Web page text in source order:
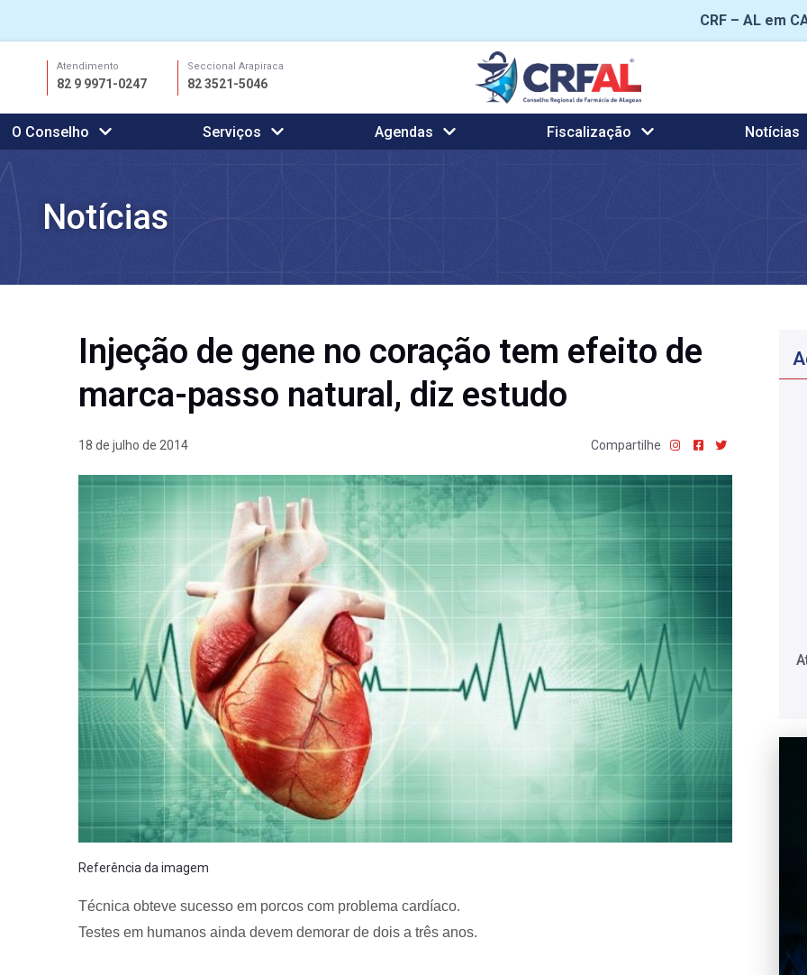
CRF – AL em
conteúdo
Atendimento
82 9 9971-0247
Seccional Arapiraca
82 3521-5046
O Conselho Serviços Agendas Fiscalização Notícias
Notícias
Injeção de gene no coração tem efeito de
marca-passo natural, diz estudo
18 de julho de 2014 Compartilhe
Referência da imagem
Técnica obteve sucesso em porcos com problema cardíaco.
Testes em humanos ainda devem demorar de dois a três anos.